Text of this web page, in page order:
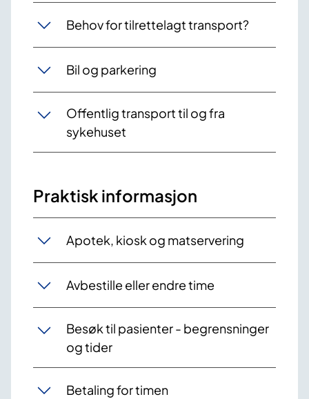
Behov for tilrettelagt transport?
Bil og parkering
Offentlig transport til og fra
sykehuset
Praktisk informasjon
Apotek, kiosk og matservering
Avbestille eller endre time
Besøk til pasienter - begrensninger
og tider
Betaling for timen